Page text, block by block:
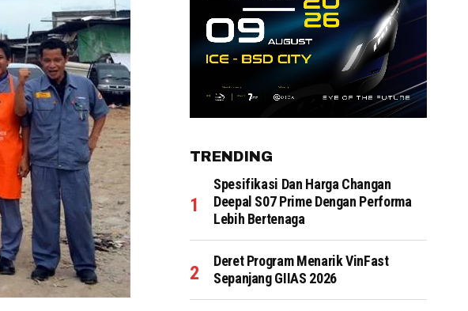
TRENDING
Spesifikasi Dan Harga Changan
Deepal S07 Prime Dengan Performa
Lebih Bertenaga
Deret Program Menarik VinFast
Sepanjang GIIAS 2026